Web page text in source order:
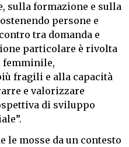
sulla formazione e sulla
persone e
tra domanda e
particolare è rivolta
femminile,
fragili e alla capacità
e valorizzare
di sviluppo
le mosse da un contesto